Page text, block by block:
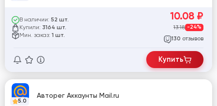
В наличии: 52 шт.
Купили: 3164 шт.
Мин. заказ: 1 шт.
10.08 ₽
13.18 -24%
130 отзывов
Купить
5.0
Авторег Аккаунты Mail.ru